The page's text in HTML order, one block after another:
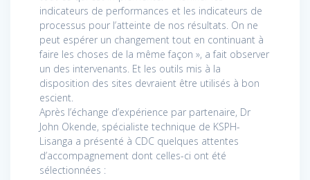
indicateurs de performances et les indicateurs de
processus pour l’atteinte de nos résultats. On ne
peut espérer un changement tout en continuant à
faire les choses de la même façon », a fait observer
un des intervenants. Et les outils mis à la
disposition des sites devraient être utilisés à bon
escient.
Après l’échange d’expérience par partenaire, Dr
John Okende, spécialiste technique de KSPH-
Lisanga a présenté à CDC quelques attentes
d’accompagnement dont celles-ci ont été
sélectionnées :